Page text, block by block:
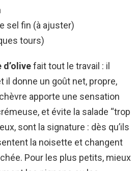
sel fin (à ajuster)
tours)
fait tout le travail : il
il donne un goût net, propre,
chèvre apporte une sensation
et évite la salade “trop
sont la signature : dès qu’ils
la noisette et changent
Pour les plus petits, mieux